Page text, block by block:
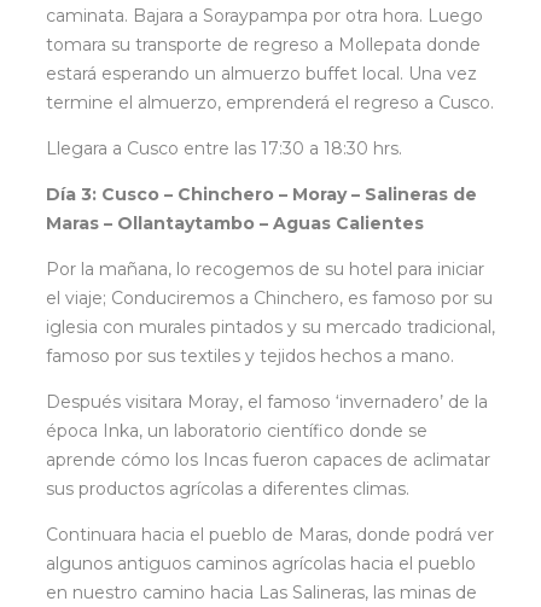
caminata. Bajara a Soraypampa por otra hora. Luego
tomara su transporte de regreso a Mollepata donde
estará esperando un almuerzo buffet local. Una vez
termine el almuerzo, emprenderá el regreso a Cusco.
Llegara a Cusco entre las 17:30 a 18:30 hrs.
Día 3: Cusco – Chinchero – Moray – Salineras de
Maras – Ollantaytambo – Aguas Calientes
Por la mañana, lo recogemos de su hotel para iniciar
el viaje; Conduciremos a Chinchero, es famoso por su
iglesia con murales pintados y su mercado tradicional,
famoso por sus textiles y tejidos hechos a mano.
Después visitara Moray, el famoso ‘invernadero’ de la
época Inka, un laboratorio científico donde se
aprende cómo los Incas fueron capaces de aclimatar
sus productos agrícolas a diferentes climas.
Continuara hacia el pueblo de Maras, donde podrá ver
algunos antiguos caminos agrícolas hacia el pueblo
en nuestro camino hacia Las Salineras, las minas de